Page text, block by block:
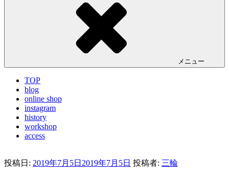
メニュー
TOP
blog
online shop
instagram
history
workshop
access
投稿日: 2019年7月5日 2019年7月5日 投稿者: 三輪